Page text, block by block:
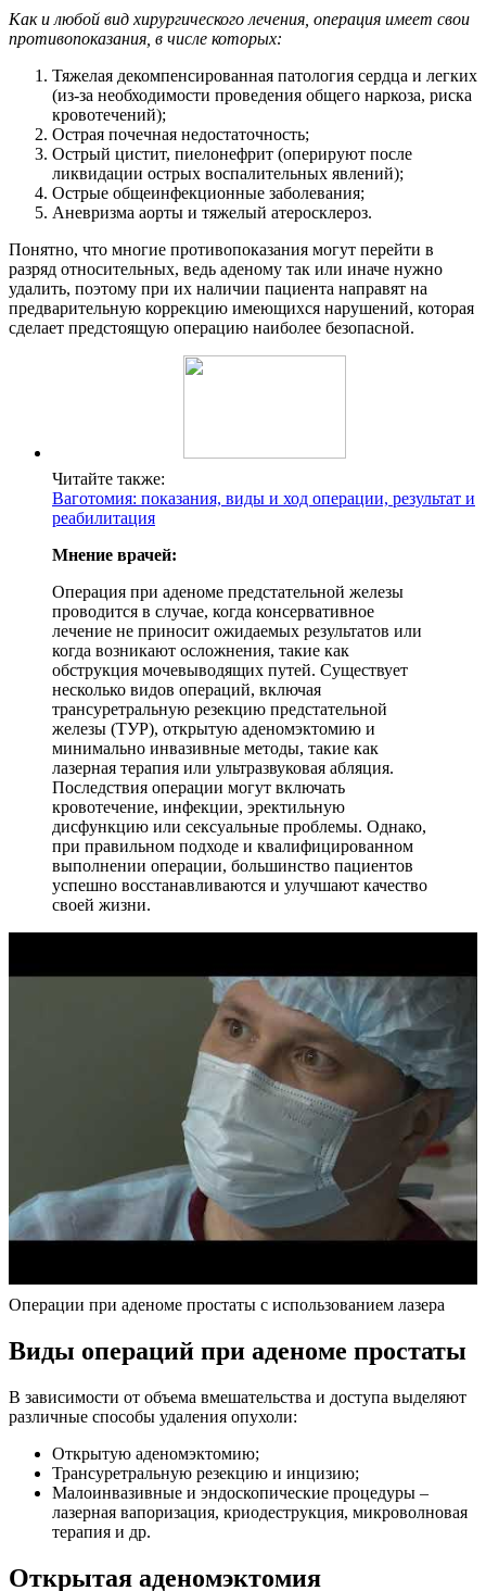
Как и любой вид хирургического лечения, операция имеет свои
противопоказания, в числе которых:
Тяжелая декомпенсированная патология сердца и легких
(из-за необходимости проведения общего наркоза, риска
кровотечений);
Острая почечная недостаточность;
Острый цистит, пиелонефрит (оперируют после
ликвидации острых воспалительных явлений);
Острые общеинфекционные заболевания;
Аневризма аорты и тяжелый атеросклероз.
Понятно, что многие противопоказания могут перейти в
разряд относительных, ведь аденому так или иначе нужно
удалить, поэтому при их наличии пациента направят на
предварительную коррекцию имеющихся нарушений, которая
сделает предстоящую операцию наиболее безопасной.
Читайте также:
Ваготомия: показания, виды и ход операции, результат и
реабилитация
Мнение врачей:
Операция при аденоме предстательной железы
проводится в случае, когда консервативное
лечение не приносит ожидаемых результатов или
когда возникают осложнения, такие как
обструкция мочевыводящих путей. Существует
несколько видов операций, включая
трансуретральную резекцию предстательной
железы (ТУР), открытую аденомэктомию и
минимально инвазивные методы, такие как
лазерная терапия или ультразвуковая абляция.
Последствия операции могут включать
кровотечение, инфекции, эректильную
дисфункцию или сексуальные проблемы. Однако,
при правильном подходе и квалифицированном
выполнении операции, большинство пациентов
успешно восстанавливаются и улучшают качество
своей жизни.
Операции при аденоме простаты с использованием лазера
Виды операций при аденоме простаты
В зависимости от объема вмешательства и доступа выделяют
различные способы удаления опухоли:
Открытую аденомэктомию;
Трансуретральную резекцию и инцизию;
Малоинвазивные и эндоскопические процедуры –
лазерная вапоризация, криодеструкция, микроволновая
терапия и др.
Открытая аденомэктомия